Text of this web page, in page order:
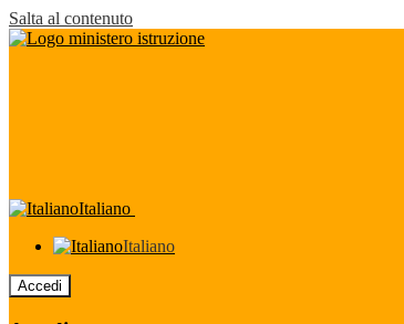
Salta al contenuto
Italiano
Italiano
Accedi